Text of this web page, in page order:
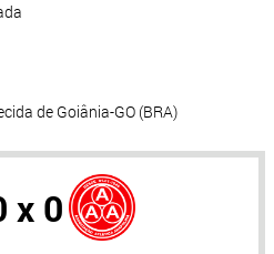
de Goiânia-GO (BRA)
x 0